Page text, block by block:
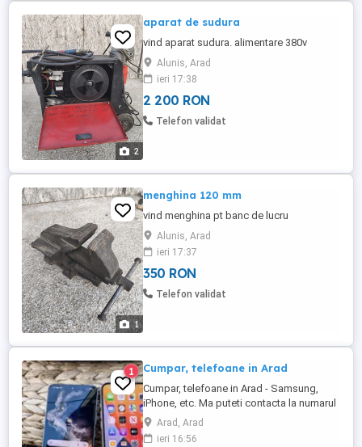
2
aparat de sudura
vind aparat sudura. alimentare 380v
Alunis, Arad
ieri 17:38
2 200 RON
Telefon validat
1
menghina 120 mm
vind menghina pt banc de lucru
Alunis, Arad
ieri 17:37
350 RON
Telefon validat
1 Cumpar, telefoane in Arad
Cumpar, telefoane in Arad - Samsung,
iPhone, etc. Ma puteti contacta la numarul
de telefon din anunt sau pe whatsapp.
Arad, Arad
ieri 16:56